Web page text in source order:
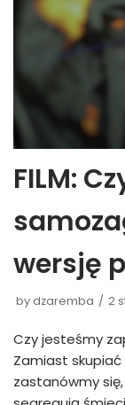
FILM:
wersję
by dzaremba 2
Czy jesteśmy
Zamiast
zastanówmy